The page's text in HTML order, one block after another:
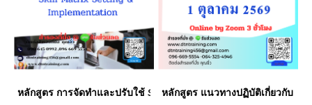
หลักสูตร การจัดทำและปรับใช้ SKILLS MATRIX อย่างได้ผล Skill
หลักสูตร แนวทางปฏิบัติเกี่ยวกับ เงิ